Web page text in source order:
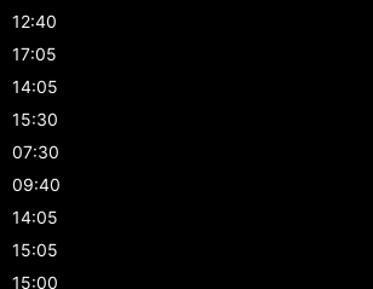
12:40
17:05
14:05
15:30
07:30
09:40
14:05
15:05
15:00